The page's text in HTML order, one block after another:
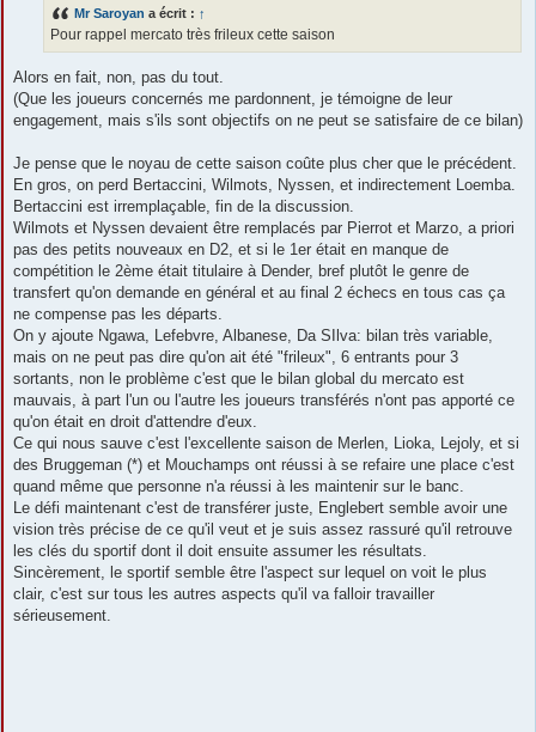
Mr Saroyan a écrit : ↑
Pour rappel mercato très frileux cette saison
Alors en fait, non, pas du tout.
(Que les joueurs concernés me pardonnent, je témoigne de leur
engagement, mais s'ils sont objectifs on ne peut se satisfaire de ce bilan)
Je pense que le noyau de cette saison coûte plus cher que le précédent.
En gros, on perd Bertaccini, Wilmots, Nyssen, et indirectement Loemba.
Bertaccini est irremplaçable, fin de la discussion.
Wilmots et Nyssen devaient être remplacés par Pierrot et Marzo, a priori
pas des petits nouveaux en D2, et si le 1er était en manque de
compétition le 2ème était titulaire à Dender, bref plutôt le genre de
transfert qu'on demande en général et au final 2 échecs en tous cas ça
ne compense pas les départs.
On y ajoute Ngawa, Lefebvre, Albanese, Da SIlva: bilan très variable,
mais on ne peut pas dire qu'on ait été "frileux", 6 entrants pour 3
sortants, non le problème c'est que le bilan global du mercato est
mauvais, à part l'un ou l'autre les joueurs transférés n'ont pas apporté ce
qu'on était en droit d'attendre d'eux.
Ce qui nous sauve c'est l'excellente saison de Merlen, Lioka, Lejoly, et si
des Bruggeman (*) et Mouchamps ont réussi à se refaire une place c'est
quand même que personne n'a réussi à les maintenir sur le banc.
Le défi maintenant c'est de transférer juste, Englebert semble avoir une
vision très précise de ce qu'il veut et je suis assez rassuré qu'il retrouve
les clés du sportif dont il doit ensuite assumer les résultats.
Sincèrement, le sportif semble être l'aspect sur lequel on voit le plus
clair, c'est sur tous les autres aspects qu'il va falloir travailler
sérieusement.